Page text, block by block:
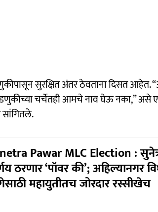
सुरक्षित अंतर ठेवताना दिसत आहेत.
चर्चेतही आमचे नाव घेऊ नका,” असे
सांगितले.
Pawar MLC Election :
ठरणार ‘पॉवर की’; अहिल्यानगर
महायुतीतच जोरदार रस्सीखेच